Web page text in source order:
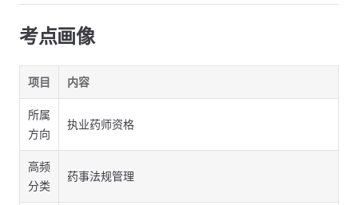
考点画像
项目 内容
所属
方向
执业药师资格
高频
分类
药事法规管理